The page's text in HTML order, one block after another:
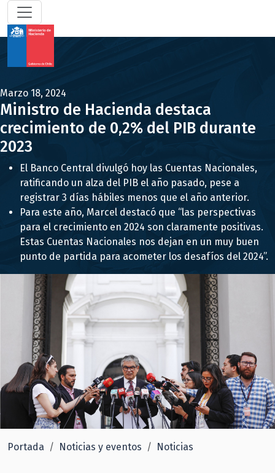
Marzo 18, 2024
Ministro de Hacienda destaca
crecimiento de 0,2% del PIB durante
2023
El Banco Central divulgó hoy las Cuentas Nacionales,
ratificando un alza del PIB el año pasado, pese a
registrar 3 días hábiles menos que el año anterior.
Para este año, Marcel destacó que “las perspectivas
para el crecimiento en 2024 son claramente positivas.
Estas Cuentas Nacionales nos dejan en un muy buen
punto de partida para acometer los desafíos del 2024”.
Portada Noticias y eventos Noticias